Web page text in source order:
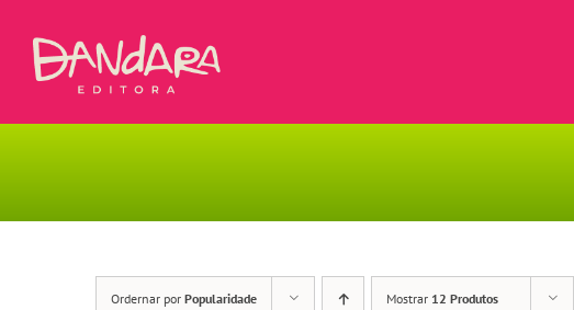
Ordernar por Popularidade Mostrar 12 Produtos